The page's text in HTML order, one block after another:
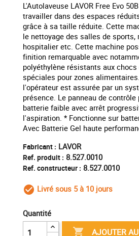
L'Autolaveuse LAVOR Free Evo
travailler dans des espaces
grâce à sa taille réduite. Cette
le nettoyage des salles de sports,
hospitalier etc. Cette machine
finition remarquable avec
polyéthylène résistants aux
spéciales pour zones
l'opérateur est assurée par un
présence. Le panneau de
batterie faible avec arrêt
l'aspiration. * Fonctionne sur
Avec Batterie Gel haute
Fabricant : LAVOR
Ref. produit : 8.527.0010
Ref. constructeur : 8.527.0010
check_circle_outline
Livré sous 5 à 10 jours
Quantité
 AJOUTER